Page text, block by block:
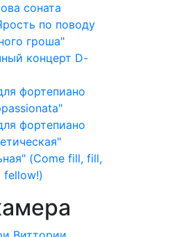
соната
по поводу
гроша"
концерт D-
фортепиано
фортепиано
(Come fill, fill,
fellow!)